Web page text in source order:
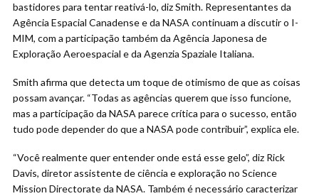
bastidores para tentar reativá-lo, diz Smith. Representantes da
Agência Espacial Canadense e da NASA continuam a discutir o I-
MIM, com a participação também da Agência Japonesa de
Exploração Aeroespacial e da Agenzia Spaziale Italiana.
Smith afirma que detecta um toque de otimismo de que as coisas
possam avançar. “Todas as agências querem que isso funcione,
mas a participação da NASA parece crítica para o sucesso, então
tudo pode depender do que a NASA pode contribuir”, explica ele.
“Você realmente quer entender onde está esse gelo”, diz Rick
Davis, diretor assistente de ciência e exploração no Science
Mission Directorate da NASA. Também é necessário caracterizar